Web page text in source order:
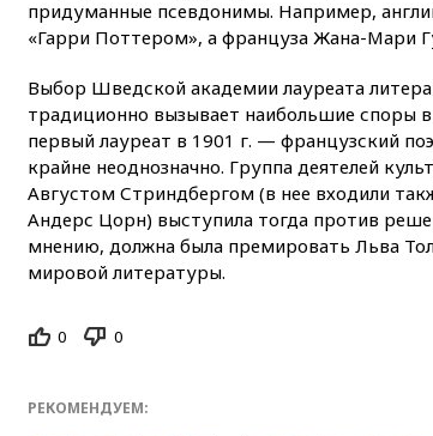
придуманные псевдонимы. Например,
«Гарри Поттером», а француза Жана-Мари
Выбор Шведской академии лауреата
традиционно вызывает наибольшие споры
первый лауреат в 1901 г. — французский
крайне неоднозначно. Группа деятелей
Августом Стриндбергом (в нее входили
Андерс Цорн) выступила тогда против
мнению, должна была премировать Льва
мировой литературы.
0 0
РЕКОМЕНДУЕМ: